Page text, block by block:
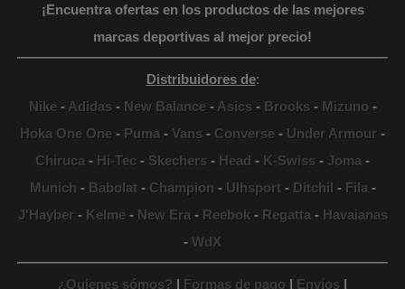
¡Encuentra ofertas en los productos de las mejores
marcas deportivas al mejor precio!
Distribuidores de:
Nike- Adidas- New Balance- Asics- Brooks- Mizuno-
Hoka One One - Puma - Vans - Converse - Under Armour -
Chiruca - Hi-Tec - Skechers - Head - K-Swiss - Joma -
Munich - Babolat- Champion - Ulhsport- Ditchil - Fila -
J'Hayber- Kelme- New Era - Reebok- Regatta - Havaianas
- WdX
¿Quienes sómos? | Formas de pago | Envíos |